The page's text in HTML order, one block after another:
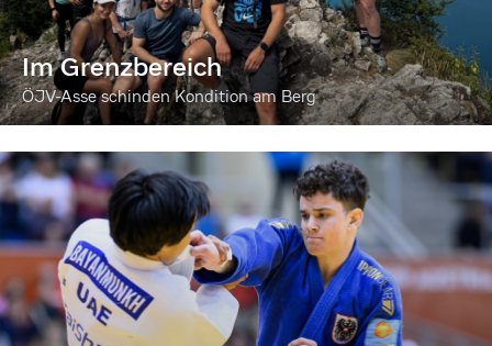
Im Grenzbereich
ÖJV-Asse schinden Kondition am Berg